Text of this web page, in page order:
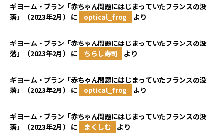
ギヨーム・ブラン「赤ちゃん問題にはじまっていたフランスの没
落」（2023年2月） に optical_frog より
ギヨーム・ブラン「赤ちゃん問題にはじまっていたフランスの没
落」（2023年2月） に ちらし寿司 より
ギヨーム・ブラン「赤ちゃん問題にはじまっていたフランスの没
落」（2023年2月） に optical_frog より
ギヨーム・ブラン「赤ちゃん問題にはじまっていたフランスの没
落」（2023年2月） に まくしむ より